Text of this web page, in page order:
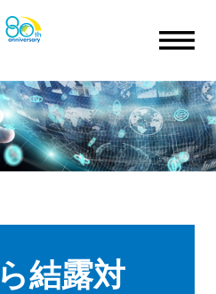
結露対